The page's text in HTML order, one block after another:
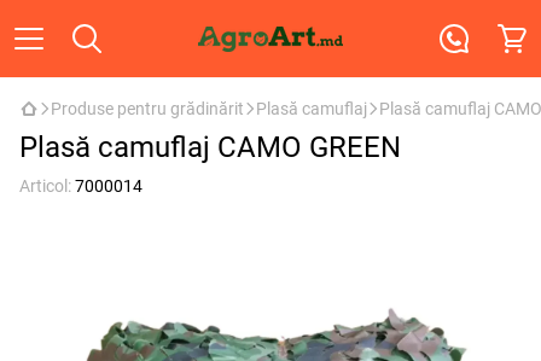
Produse pentru grădinărit Plasă camuflaj Plasă camuflaj
Plasă camuflaj CAMO GREEN
Articol:7000014